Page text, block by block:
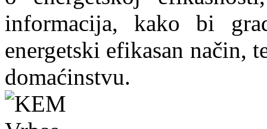
informacija, kako bi
energetski efikasan način,
domaćinstvu.